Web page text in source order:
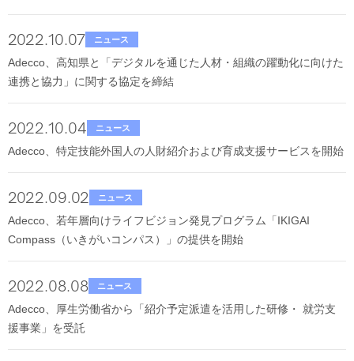
2022.10.07 ニュース
Adecco、高知県と「デジタルを通じた人材・組織の躍動化に向けた
連携と協力」に関する協定を締結
2022.10.04 ニュース
Adecco、特定技能外国人の人財紹介および育成支援サービスを開始
2022.09.02 ニュース
Adecco、若年層向けライフビジョン発見プログラム「IKIGAI
Compass（いきがいコンパス）」の提供を開始
2022.08.08 ニュース
Adecco、厚生労働省から「紹介予定派遣を活用した研修・ 就労支
援事業」を受託